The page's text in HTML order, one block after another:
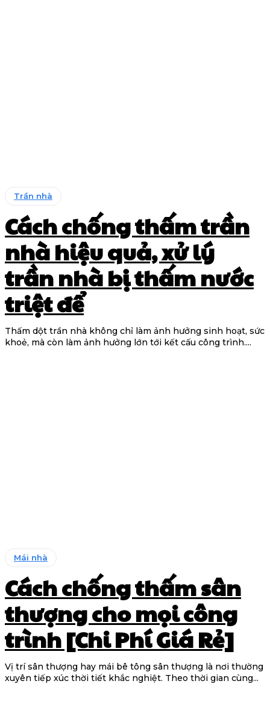
Trần nhà
Cách chống thấm trần
nhà hiệu quả, xử lý
trần nhà bị thấm nước
triệt để
Thấm dột trần nhà không chỉ làm ảnh hưởng sinh hoạt, sức
khoẻ, mà còn làm ảnh hưởng lớn tới kết cấu công trình....
Mái nhà
Cách chống thấm sân
thượng cho mọi công
trình [Chi Phí Giá Rẻ]
Vị trí sân thượng hay mái bê tông sân thượng là nơi thường
xuyên tiếp xúc thời tiết khắc nghiệt. Theo thời gian cùng...